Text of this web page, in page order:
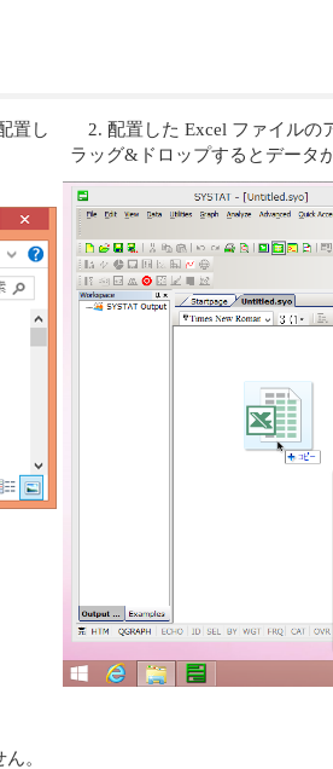
置し
2. 配置した Excel ファイルの
ラッグ&ドロップするとデータ
。